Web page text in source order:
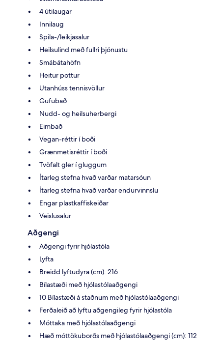
4 útilaugar
Innilaug
Spila-/leikjasalur
Heilsulind með fullri þjónustu
Smábátahöfn
Heitur pottur
Utanhúss tennisvöllur
Gufubað
Nudd- og heilsuherbergi
Eimbað
Vegan-réttir í boði
Grænmetisréttir í boði
Tvöfalt gler í gluggum
Ítarleg stefna hvað varðar matarsóun
Ítarleg stefna hvað varðar endurvinnslu
Engar plastkaffiskeiðar
Veislusalur
Aðgengi
Aðgengi fyrir hjólastóla
Lyfta
Breidd lyftudyra (cm): 216
Bílastæði með hjólastólaaðgengi
10 Bílastæði á staðnum með hjólastólaaðgengi
Ferðaleið að lyftu aðgengileg fyrir hjólastóla
Móttaka með hjólastólaaðgengi
Hæð móttökuborðs með hjólastólaaðgengi (cm): 112